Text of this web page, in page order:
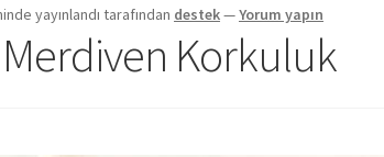
yayınlandı tarafından destek—Yorum yapın
Korkuluk